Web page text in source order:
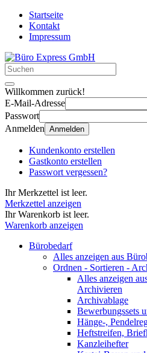
Startseite
Kontakt
Impressum
Willkommen zurück!
E-Mail-Adresse
Passwort
Anmelden Anmelden
Kundenkonto erstellen
Gastkonto erstellen
Passwort vergessen?
Ihr Merkzettel ist leer.
Merkzettel anzeigen
Ihr Warenkorb ist leer.
Warenkorb anzeigen
Bürobedarf
Alles anzeigen aus
Ordnen - Sortieren -
Alles anzeigen
Archivieren
Archivablage
Bewerbungssets
Hänge-,
Heftstreifen,
Kanzleihefter